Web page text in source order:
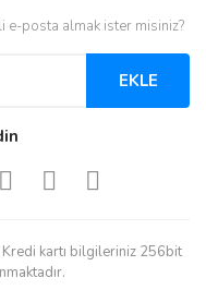
e-posta almak ister misiniz?
EKLE
Kredi kartı bilgileriniz 256bit